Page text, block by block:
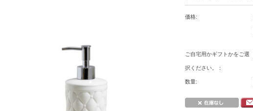
価格:
ご自宅用かギフトかをご選
択ください。：
数量: